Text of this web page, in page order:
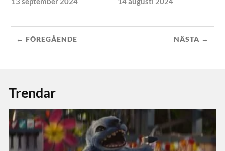
← FÖREGÅENDE NÄSTA →
Trendar